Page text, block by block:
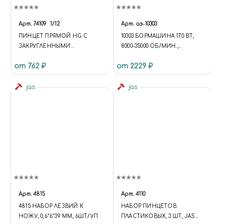
Арт. 74109 1/12
ПИНЦЕТ ПРЯМОЙ HG С
ЗАКРУГЛЕННЫМИ
от 762 ₽
Арт. аэ-10303
10303 БОРМАШИНА 170 ВТ,
8000-35000 ОБ/МИН.,
БЛИСТЕР
от 2229 ₽
jas
Арт. 4815
4815 НАБОР ЛЕЗВИЙ К
НОЖУ, 0,6*6*39 ММ, 6ШТ/УП
jas
Арт. 4110
НАБОР ПИНЦЕТОВ
ПЛАСТИКОВЫХ, 3 ШТ, JAS